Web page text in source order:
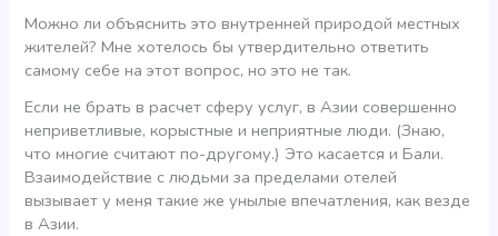
Можно ли объяснить это внутренней природой местных
жителей? Мне хотелось бы утвердительно ответить
самому себе на этот вопрос, но это не так.
Если не брать в расчет сферу услуг, в Азии совершенно
неприветливые, корыстные и неприятные люди. (Знаю,
что многие считают по-другому.) Это касается и Бали.
Взаимодействие с людьми за пределами отелей
вызывает у меня такие же унылые впечатления, как везде
в Азии.